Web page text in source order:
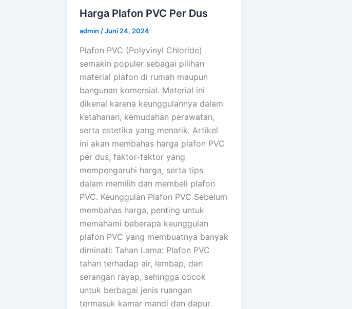
Harga Plafon PVC Per Dus
admin /Juni 24, 2024
Plafon PVC (Polyvinyl Chloride)
semakin populer sebagai pilihan
material plafon di rumah maupun
bangunan komersial. Material ini
dikenal karena keunggulannya dalam
ketahanan, kemudahan perawatan,
serta estetika yang menarik. Artikel
ini akan membahas harga plafon PVC
per dus, faktor-faktor yang
mempengaruhi harga, serta tips
dalam memilih dan membeli plafon
PVC. Keunggulan Plafon PVC Sebelum
membahas harga, penting untuk
memahami beberapa keunggulan
plafon PVC yang membuatnya banyak
diminati: Tahan Lama: Plafon PVC
tahan terhadap air, lembap, dan
serangan rayap, sehingga cocok
untuk berbagai jenis ruangan
termasuk kamar mandi dan dapur.